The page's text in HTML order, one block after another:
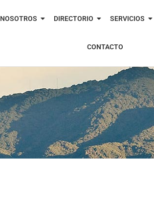
NOSOTROS DIRECTORIO SERVICIOS
CONTACTO